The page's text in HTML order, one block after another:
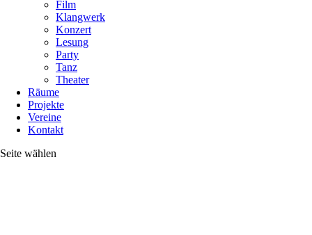
Film
Klangwerk
Konzert
Lesung
Party
Tanz
Theater
Räume
Projekte
Vereine
Kontakt
Seite wählen